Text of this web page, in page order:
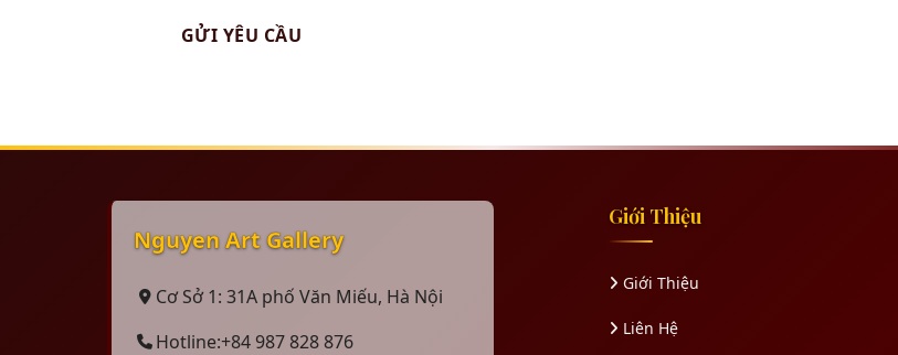
Nguyen Art Gallery
Cơ Sở 1: 31A phố Văn Miếu, Hà Nội
Hotline:+84 987 828 876
Giới Thiệu
Giới Thiệu
Liên Hệ